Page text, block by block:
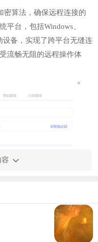
密算法，确保远程连接的
平台，包括Windows、
设备，实现了跨平台无缝连
流畅无阻的远程操作体
连接”功能，可以保存常